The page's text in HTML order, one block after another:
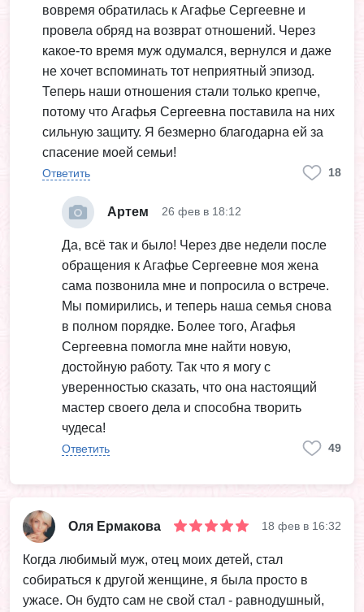
вовремя обратилась к Агафье Сергеевне и
провела обряд на возврат отношений. Через
какое-то время муж одумался, вернулся и даже
не хочет вспоминать тот неприятный эпизод.
Теперь наши отношения стали только крепче,
потому что Агафья Сергеевна поставила на них
сильную защиту. Я безмерно благодарна ей за
спасение моей семьи!
Ответить 18
Артем 26 фев в 18:12
Да, всё так и было! Через две недели после
обращения к Агафье Сергеевне моя жена
сама позвонила мне и попросила о встрече.
Мы помирились, и теперь наша семья снова
в полном порядке. Более того, Агафья
Сергеевна помогла мне найти новую,
достойную работу. Так что я могу с
уверенностью сказать, что она настоящий
мастер своего дела и способна творить
чудеса!
Ответить 49
Оля Ермакова 18 фев в 16:32
Когда любимый муж, отец моих детей, стал
собираться к другой женщине, я была просто в
ужасе. Он будто сам не свой стал - равнодушный,